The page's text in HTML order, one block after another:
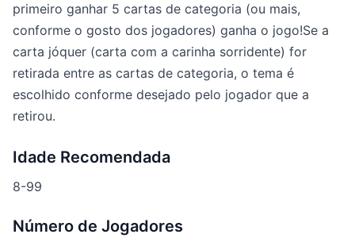
primeiro ganhar 5 cartas de categoria (ou mais,
conforme o gosto dos jogadores) ganha o jogo!Se a
carta jóquer (carta com a carinha sorridente) for
retirada entre as cartas de categoria, o tema é
escolhido conforme desejado pelo jogador que a
retirou.
Idade Recomendada
8-99
Número de Jogadores